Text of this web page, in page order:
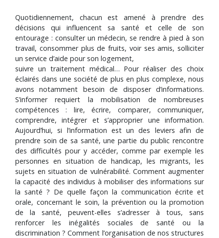
Quotidiennement, chacun est amené à prendre des
décisions qui influencent sa santé et celle de son
entourage : consulter un médecin, se rendre à pied à son
travail, consommer plus de fruits, voir ses amis, solliciter
un service d’aide pour son logement,
suivre un traitement médical… Pour réaliser des choix
éclairés dans une société de plus en plus complexe, nous
avons notamment besoin de disposer d’informations.
S’informer requiert la mobilisation de nombreuses
compétences : lire, écrire, comparer, communiquer,
comprendre, intégrer et s’approprier une information.
Aujourd’hui, si l’information est un des leviers afin de
prendre soin de sa santé, une partie du public rencontre
des difficultés pour y accéder, comme par exemple les
personnes en situation de handicap, les migrants, les
sujets en situation de vulnérabilité. Comment augmenter
la capacité des individus à mobiliser des informations sur
la santé ? De quelle façon la communication écrite et
orale, concernant le soin, la prévention ou la promotion
de la santé, peuvent-elles s’adresser à tous, sans
renforcer les inégalités sociales de santé ou la
discrimination ? Comment l’organisation de nos structures